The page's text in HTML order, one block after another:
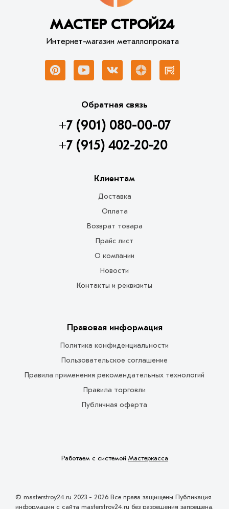
МАСТЕР СТРОЙ24
Интернет-магазин металлопроката
Обратная связь
+7 (901) 080-00-07
+7 (915) 402-20-20
Клиентам
Доставка
Оплата
Возврат товара
Прайс лист
О компании
Новости
Контакты и реквизиты
Правовая информация
Политика конфиденциальности
Пользовательское соглашение
Правила применения рекомендательных технологий
Правила торговли
Публичная оферта
Работаем с системой Мастеркасса
© masterstroy24.ru 2023 - 2026 Все права защищены Публикация
информации с сайта masterstroy24.ru без разрешения запрещена.